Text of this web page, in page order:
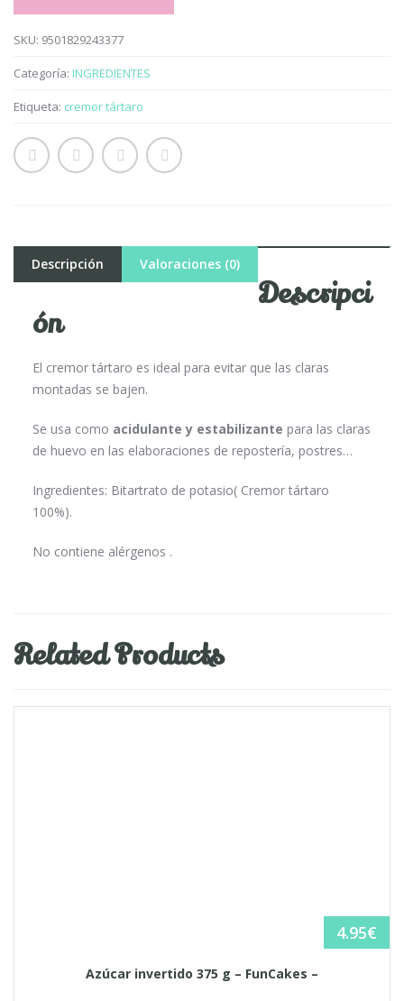
SKU: 9501829243377
Categoría: INGREDIENTES
Etiqueta: cremor tártaro
Descripción Valoraciones (0)
Descripci
ón
El cremor tártaro es ideal para evitar que las claras
montadas se bajen.
Se usa como acidulante y estabilizante para las claras
de huevo en las elaboraciones de repostería, postres…
Ingredientes: Bitartrato de potasio( Cremor tártaro
100%).
No contiene alérgenos .
Related Products
4.95€
Azúcar invertido 375 g – FunCakes –